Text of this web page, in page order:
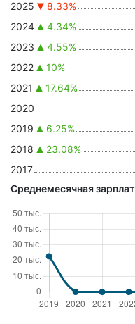
2025 8.33%
2024
4.34%
2023
4.55%
2022
10%
2021
17.64%
2020
2019
6.25%
2018
23.08%
2017
Среднемесячная